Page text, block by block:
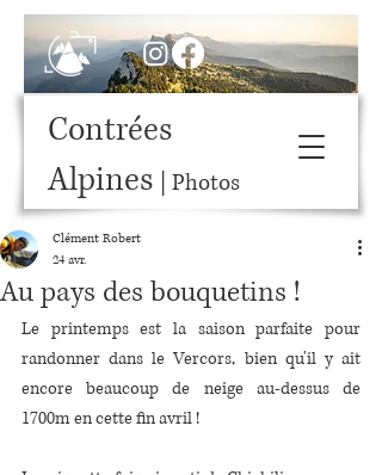
Contrées
Alpines
| Photos
Au pays des bouquetins !
Clément Robert
24 avr.
Le printemps est la saison parfaite pour
randonner dans le Vercors, bien qu'il y ait
encore beaucoup de neige au-dessus de
1700m en cette fin avril !